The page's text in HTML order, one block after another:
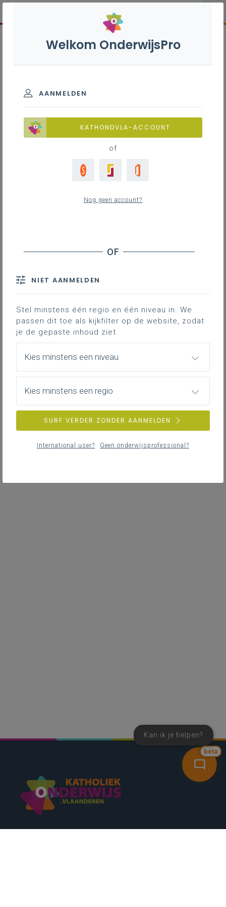
bèta
Kan ik je helpen?
Welkom OnderwijsPro
AANMELDEN
KATHONDVLA-ACCOUNT
of
Nog geen account?
NIET AANMELDEN
Stel minstens één regio en één niveau in. We
passen dit toe als kijkfilter op de website, zodat
je de gepaste inhoud ziet.
Kies minstens een niveau
Kies minstens een regio
SURF VERDER ZONDER AANMELDEN
International user? Geen onderwijsprofessional?